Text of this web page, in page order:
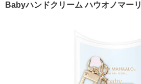
Babyハンドクリーム ハウオノマー